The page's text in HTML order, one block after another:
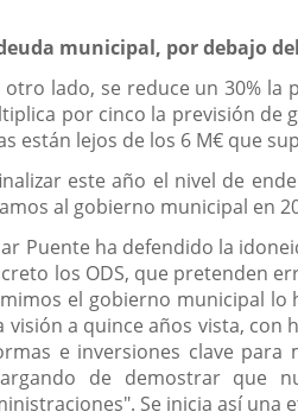
municipal, por debajo
otro lado, se reduce un 30% la
por cinco la previsión de
están lejos de los 6 M€ que
este año el nivel de
al gobierno municipal en
Puente ha defendido la
los ODS, que pretenden
el gobierno municipal lo
visión a quince años vista, con
e inversiones clave
de demostrar que
Se inicia así una